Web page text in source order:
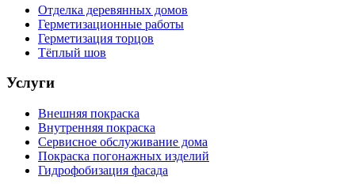
Отделка деревянных домов
Герметизационные работы
Герметизация торцов
Тёплый шов
Услуги
Внешняя покраска
Внутренняя покраска
Сервисное обслуживание дома
Покраска погонажных изделий
Гидрофобизация фасада